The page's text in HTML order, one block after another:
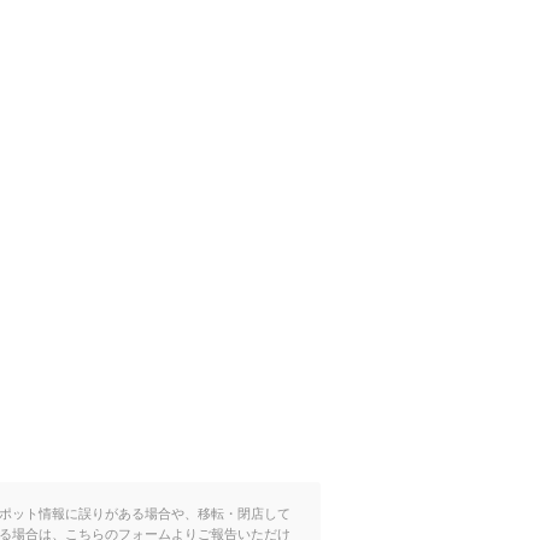
ット情報に誤りがある場合や、移転・閉店して
場合は、こちらのフォームよりご報告いただけ